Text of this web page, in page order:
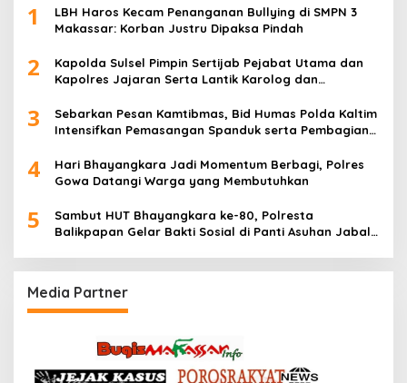
1
LBH Haros Kecam Penanganan Bullying di SMPN 3
Makassar: Korban Justru Dipaksa Pindah
2
Kapolda Sulsel Pimpin Sertijab Pejabat Utama dan
Kapolres Jajaran Serta Lantik Karolog dan
3
Sebarkan Pesan Kamtibmas, Bid Humas Polda Kaltim
Intensifkan Pemasangan Spanduk serta Pembagian
4
Hari Bhayangkara Jadi Momentum Berbagi, Polres
Gowa Datangi Warga yang Membutuhkan
5
Sambut HUT Bhayangkara ke-80, Polresta
Balikpapan Gelar Bakti Sosial di Panti Asuhan Jabal
Media Partner